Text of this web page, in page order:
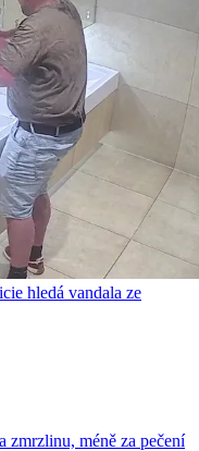
hledá vandala ze
zmrzlinu, méně za pečení